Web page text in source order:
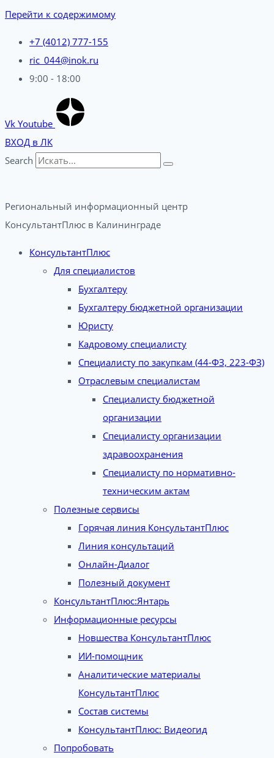
Перейти к содержимому
+7 (4012) 777-155
ric_044@inok.ru
9:00 - 18:00
Vk Youtube
ВХОД в ЛК
Search
Региональный информационный центр
КонсультантПлюс в Калининграде​
КонсультантПлюс
Для специалистов
Бухгалтеру
Бухгалтеру бюджетной организации
Юристу
Кадровому специалисту
Специалисту по закупкам (44-ФЗ, 223-ФЗ)
Отраслевым специалистам
Специалисту бюджетной
организации
Специалисту организации
здравоохранения
Специалисту по нормативно-
техническим актам
Полезные сервисы
Горячая линия КонсультантПлюс
Линия консультаций
Онлайн-Диалог
Полезный документ
КонсультантПлюс:Янтарь
Информационные ресурсы
Новшества КонсультантПлюс
ИИ-помощник
Аналитические материалы
КонсультантПлюс
Состав системы
КонсультантПлюс: Видеогид
Попробовать